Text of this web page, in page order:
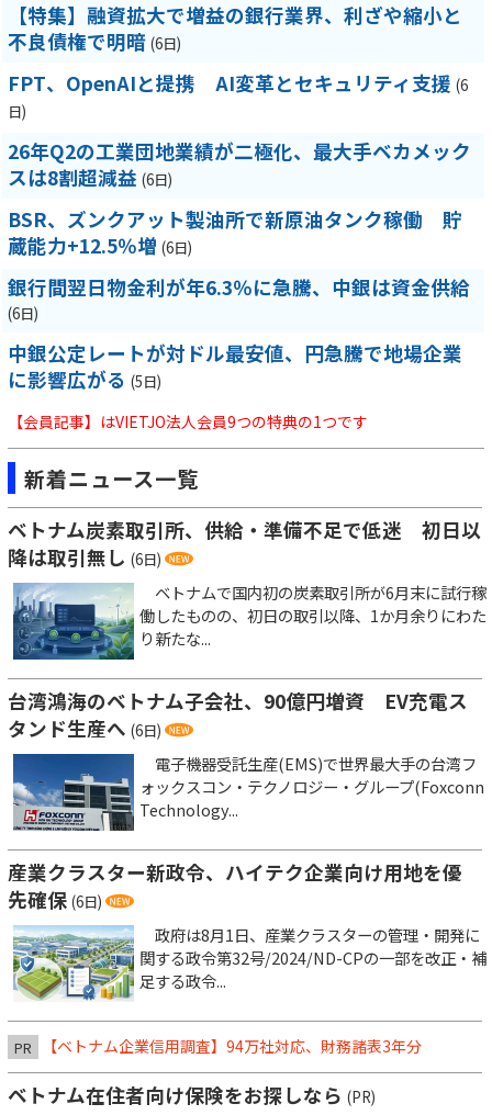
【特集】融資拡大で増益の銀行業界、利ざや縮小と
不良債権で明暗 (6日)
FPT、OpenAIと提携 AI変革とセキュリティ支援 (6
日)
26年Q2の工業団地業績が二極化、最大手ベカメック
スは8割超減益 (6日)
BSR、ズンクアット製油所で新原油タンク稼働 貯
蔵能力+12.5％増 (6日)
銀行間翌日物金利が年6.3％に急騰、中銀は資金供給
(6日)
中銀公定レートが対ドル最安値、円急騰で地場企業
に影響広がる (5日)
【会員記事】はVIETJO法人会員9つの特典の1つです
新着ニュース一覧
ベトナム炭素取引所、供給・準備不足で低迷 初日以
降は取引無し (6日)
ベトナムで国内初の炭素取引所が6月末に試行稼
働したものの、初日の取引以降、1か月余りにわた
り新たな...
台湾鴻海のベトナム子会社、90億円増資 EV充電ス
タンド生産へ (6日)
電子機器受託生産(EMS)で世界最大手の台湾フ
ォックスコン・テクノロジー・グループ(Foxconn
Technology...
産業クラスター新政令、ハイテク企業向け用地を優
先確保 (6日)
政府は8月1日、産業クラスターの管理・開発に
関する政令第32号/2024/ND-CPの一部を改正・補
足する政令...
PR 【ベトナム企業信用調査】94万社対応、財務諸表3年分
ベトナム在住者向け保険をお探しなら (PR)